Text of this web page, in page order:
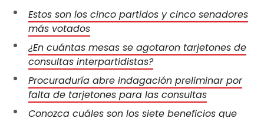
Estos son los cinco partidos y cinco senadores
más votados
¿En cuántas mesas se agotaron tarjetones de
consultas interpartidistas?
Procuraduría abre indagación preliminar por
falta de tarjetones para las consultas
Conozca cuáles son los siete beneficios que